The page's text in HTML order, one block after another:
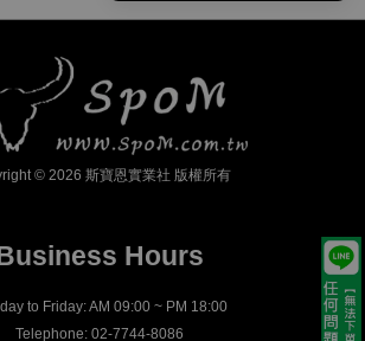
© 2026 斯寶恩實業社 版權所有
Hours
to Friday: AM 09:00 ~ PM 18:00
Telephone: 02-7744-8086